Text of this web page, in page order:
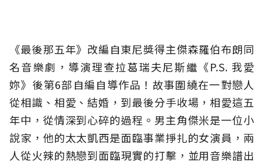
《最後那五年》改編自東尼獎得主傑森羅伯布朗同
名音樂劇，導演理查拉葛瑞夫尼斯繼《P.S. 我愛
妳》後第6部自編自導作品！故事圍繞在一對戀人
從相識、相愛、結婚，到最後分手收場，相愛這五
年中，從情深到心碎的過程。男主角傑米是一位小
說家，他的太太凱西是面臨事業掙扎的女演員，兩
人從火辣的熱戀到面臨現實的打擊，並用音樂譜出